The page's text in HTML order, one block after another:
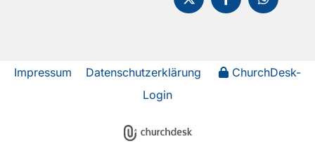
Impressum Datenschutzerklärung
ChurchDesk-
Login